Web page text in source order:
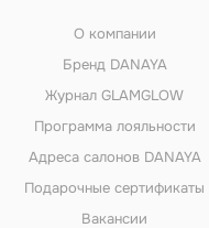
О компании
Бренд DANAYA
Журнал GLAMGLOW
Программа лояльности
Адреса салонов DANAYA
Подарочные сертификаты
Вакансии